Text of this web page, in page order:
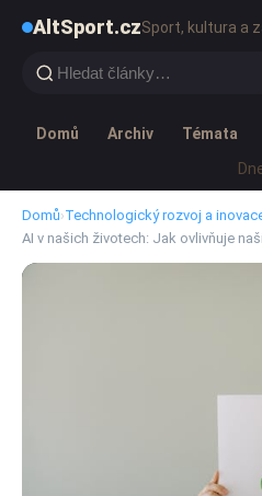
AltSport.czSport, kultura a
Domů Archiv Témata
Domů›Technologický rozvoj a
AI v našich životech: Jak ovlivňuje